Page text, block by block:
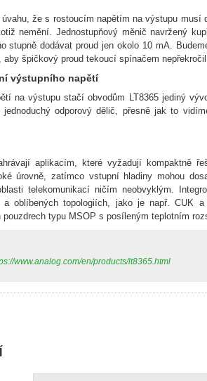
že s rostoucím napětím na výstupu musí
nemění. Jednostupňový měnič navržený
stupně dodávat proud jen okolo 10 mA.
aby špičkový proud tekoucí spínačem
výstupního napětí
na výstupu stačí obvodům LT8365 jediný
jednoduchý odporový dělič, přesně jak to
aplikacím, které vyžadují kompaktně
úrovně, zatímco vstupní hladiny mohou
telekomunikací ničím neobvyklým.
oblíbených topologiích, jako je např. CUK
typu MSOP s posíleným teplotním
www.analog.com/en/products/lt8365.html